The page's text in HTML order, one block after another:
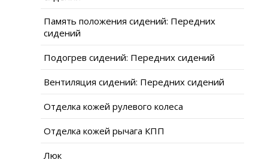
Память положения сидений: Передних
сидений
Подогрев сидений: Передних сидений
Вентиляция сидений: Передних сидений
Отделка кожей рулевого колеса
Отделка кожей рычага КПП
Люк